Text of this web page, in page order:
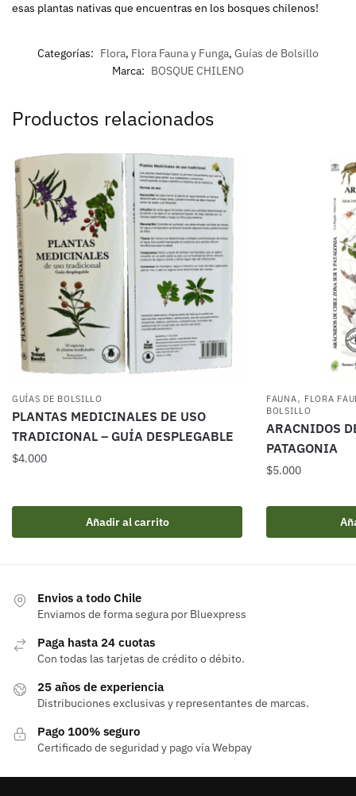
esas plantas nativas que encuentras en los bosques chilenos!
Categorías: Flora, Flora Fauna y Funga, Guías de Bolsillo
Marca: BOSQUE CHILENO
Productos relacionados
GUÍAS DE BOLSILLO
PLANTAS MEDICINALES DE USO
TRADICIONAL – GUÍA DESPLEGABLE
$4.000
Añadir al carrito
FAUNA, FLORA
BOLSILLO
ARACNIDOS
PATAGONIA
$5.000
Envios a todo Chile
Enviamos de forma segura por Bluexpress
Paga hasta 24 cuotas
Con todas las tarjetas de crédito o débito.
25 años de experiencia
Distribuciones exclusivas y representantes de marcas.
Pago 100% seguro
Certificado de seguridad y pago vía Webpay